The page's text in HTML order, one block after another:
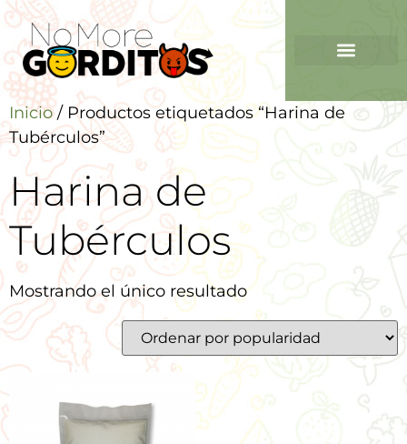
Inicio/ Productos etiquetados “Harina de
Tubérculos”
Harina de
Tubérculos
Mostrando el único resultado